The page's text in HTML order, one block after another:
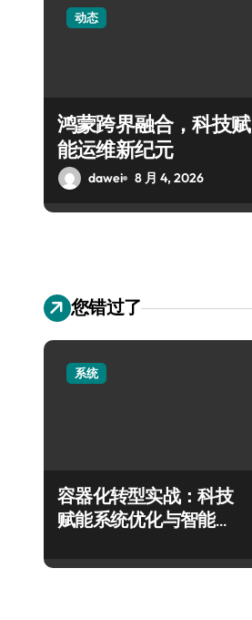
动态
鸿蒙跨界融合，科技赋
能运维新纪元
dawei 8 月 4, 2026
您错过了
系统
容器化转型实战：科技
赋能系统优化与智能高